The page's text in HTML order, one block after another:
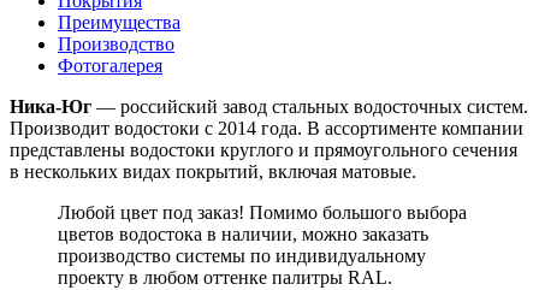
Преимущества
Производство
Фотогалерея
Ника-Юг — российский завод стальных водосточных систем.
Производит водостоки с 2014 года. В ассортименте компании
представлены водостоки круглого и прямоугольного сечения
в нескольких видах покрытий, включая матовые.
Любой цвет под заказ! Помимо большого выбора
цветов водостока в наличии, можно заказать
производство системы по индивидуальному
проекту в любом оттенке палитры RAL.